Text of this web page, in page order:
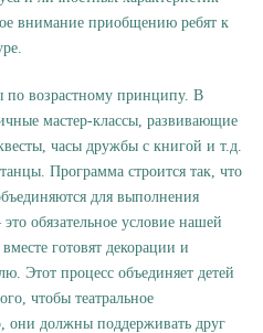
внимание приобщению ребят к
по возрастному принципу. В
мастер-классы, развивающие
часы дружбы с книгой и т.д.
Программа строится так, что
для выполнения
обязательное условие нашей
готовят декорации и
Этот процесс объединяет детей
чтобы театральное
они должны поддерживать друг